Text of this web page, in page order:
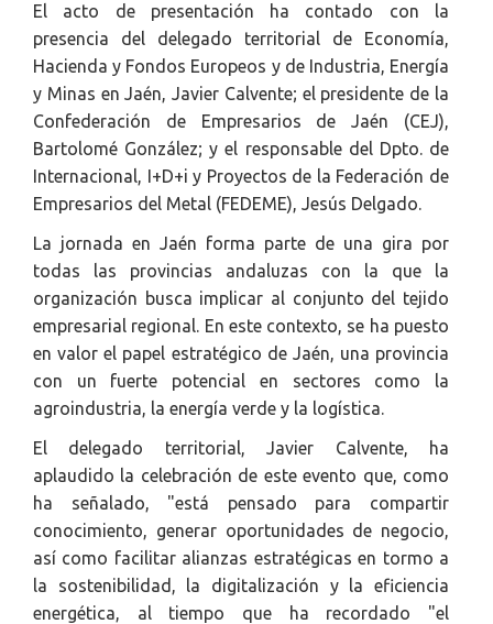
El acto de presentación ha contado con la
presencia del delegado territorial de Economía,
Hacienda y Fondos Europeos y de Industria, Energía
y Minas en Jaén, Javier Calvente; el presidente de la
Confederación de Empresarios de Jaén (CEJ),
Bartolomé González; y el responsable del Dpto. de
Internacional, I+D+i y Proyectos de la Federación de
Empresarios del Metal (FEDEME), Jesús Delgado.
La jornada en Jaén forma parte de una gira por
todas las provincias andaluzas con la que la
organización busca implicar al conjunto del tejido
empresarial regional. En este contexto, se ha puesto
en valor el papel estratégico de Jaén, una provincia
con un fuerte potencial en sectores como la
agroindustria, la energía verde y la logística.
El delegado territorial, Javier Calvente, ha
aplaudido la celebración de este evento que, como
ha señalado, "está pensado para compartir
conocimiento, generar oportunidades de negocio,
así como facilitar alianzas estratégicas en tormo a
la sostenibilidad, la digitalización y la eficiencia
energética, al tiempo que ha recordado "el